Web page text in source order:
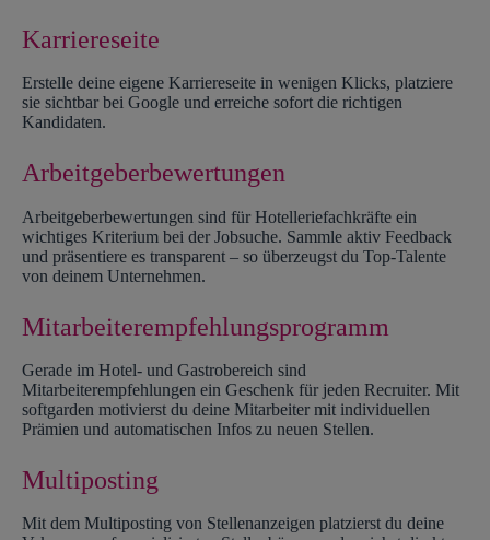
Karriereseite
Erstelle deine eigene Karriereseite in wenigen Klicks, platziere
sie sichtbar bei Google und erreiche sofort die richtigen
Kandidaten.
Arbeitgeberbewertungen
Arbeitgeberbewertungen sind für Hotelleriefachkräfte ein
wichtiges Kriterium bei der Jobsuche. Sammle aktiv Feedback
und präsentiere es transparent – so überzeugst du Top-Talente
von deinem Unternehmen.
Mitarbeiterempfehlungsprogramm
Gerade im Hotel- und Gastrobereich sind
Mitarbeiterempfehlungen ein Geschenk für jeden Recruiter. Mit
softgarden motivierst du deine Mitarbeiter mit individuellen
Prämien und automatischen Infos zu neuen Stellen.
Multiposting
Mit dem Multiposting von Stellenanzeigen platzierst du deine